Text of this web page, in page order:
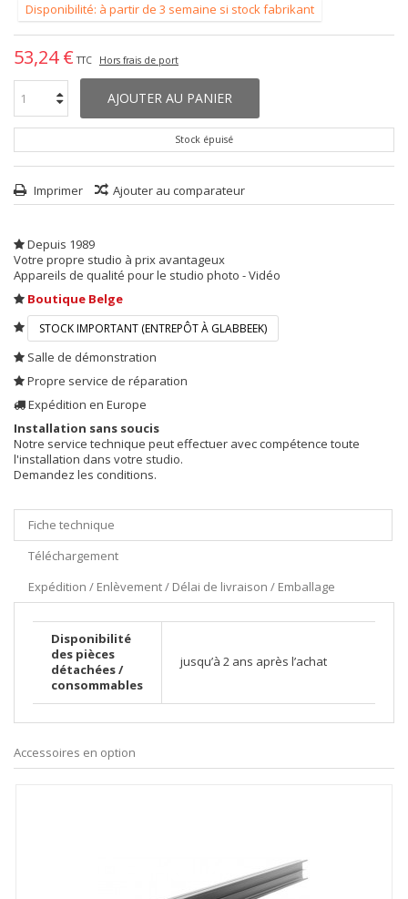
Disponibilité: à partir de 3 semaine si stock fabrikant
53,24 € TTC Hors frais de port
AJOUTER AU PANIER
Stock épuisé
Imprimer Ajouter au comparateur
Depuis 1989
Votre propre studio à prix avantageux
Appareils de qualité pour le studio photo - Vidéo
Boutique Belge
STOCK IMPORTANT (ENTREPÔT À GLABBEEK)
Salle de démonstration
Propre service de réparation
Expédition en Europe
Installation sans soucis
Notre service technique peut effectuer avec compétence toute
l'installation dans votre studio.
Demandez les conditions.
Fiche technique
Téléchargement
Expédition / Enlèvement / Délai de livraison / Emballage
Disponibilité
des pièces
détachées /
consommables
jusqu’à 2 ans après l’achat
Accessoires en option